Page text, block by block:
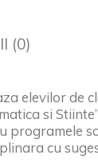
(0)
elevilor de
si
programele
cu